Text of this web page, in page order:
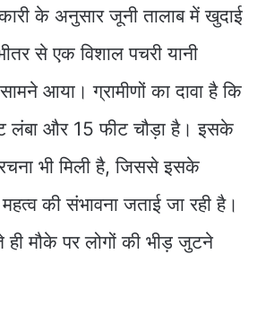
के अनुसार जूनी तालाब में खुदाई
से एक विशाल पचरी यानी
आया। ग्रामीणों का दावा है कि
लंबा और 15 फीट चौड़ा है। इसके
भी मिली है, जिससे इसके
की संभावना जताई जा रही है।
मौके पर लोगों की भीड़ जुटने